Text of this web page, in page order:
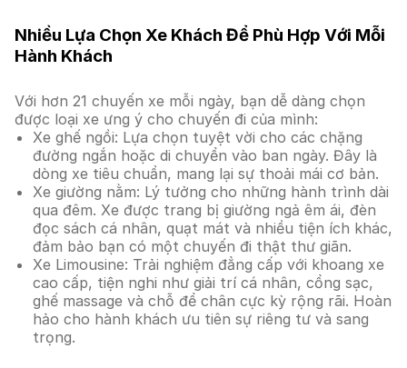
Nhiều Lựa Chọn Xe Khách Để Phù Hợp Với Mỗi
Hành Khách
Với hơn 21 chuyến xe mỗi ngày, bạn dễ dàng chọn
được loại xe ưng ý cho chuyến đi của mình:
Xe ghế ngồi: Lựa chọn tuyệt vời cho các chặng
đường ngắn hoặc di chuyển vào ban ngày. Đây là
dòng xe tiêu chuẩn, mang lại sự thoải mái cơ bản.
Xe giường nằm: Lý tưởng cho những hành trình dài
qua đêm. Xe được trang bị giường ngả êm ái, đèn
đọc sách cá nhân, quạt mát và nhiều tiện ích khác,
đảm bảo bạn có một chuyến đi thật thư giãn.
Xe Limousine: Trải nghiệm đẳng cấp với khoang xe
cao cấp, tiện nghi như giải trí cá nhân, cổng sạc,
ghế massage và chỗ để chân cực kỳ rộng rãi. Hoàn
hảo cho hành khách ưu tiên sự riêng tư và sang
trọng.